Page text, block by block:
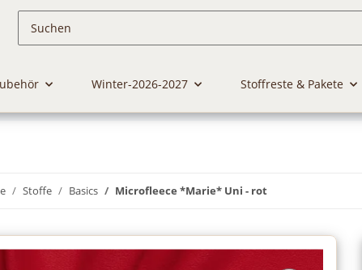
Winter-2026-2027 Stoffreste & Pakete
Stoffe Basics Microfleece *Marie* Uni - rot